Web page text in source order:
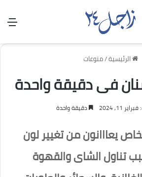
الرئيسية/منوعات
فى دقيقة واحدة
11, 2024 دقيقة واحدة
يعااانون من تغيير لون
تناول الشاى والقهوة